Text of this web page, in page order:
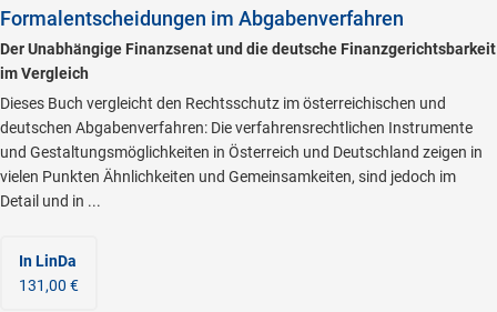
Formalentscheidungen im Abgabenverfahren
Der Unabhängige Finanzsenat und die deutsche Finanzgerichtsbarkeit
im Vergleich
Dieses Buch vergleicht den Rechtsschutz im österreichischen und
deutschen Abgabenverfahren: Die verfahrensrechtlichen Instrumente
und Gestaltungsmöglichkeiten in Österreich und Deutschland zeigen in
vielen Punkten Ähnlichkeiten und Gemeinsamkeiten, sind jedoch im
Detail und in ...
In LinDa
131,00 €